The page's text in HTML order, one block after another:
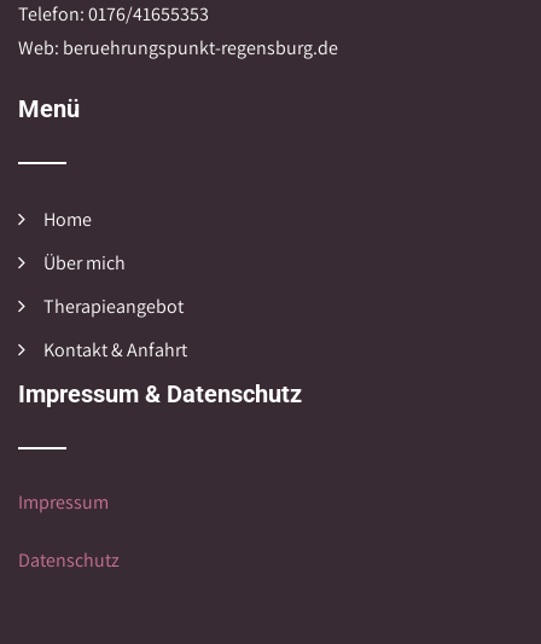
Telefon: 0176/41655353
Web: beruehrungspunkt-regensburg.de
Menü
Home
Über mich
Therapieangebot
Kontakt & Anfahrt
Impressum & Datenschutz
Impressum
Datenschutz